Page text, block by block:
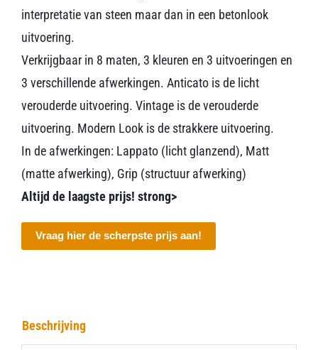
interpretatie van steen maar dan in een betonlook
uitvoering.
Verkrijgbaar in 8 maten, 3 kleuren en 3 uitvoeringen en
3 verschillende afwerkingen. Anticato is de licht
verouderde uitvoering. Vintage is de verouderde
uitvoering. Modern Look is de strakkere uitvoering.
In de afwerkingen: Lappato (licht glanzend), Matt
(matte afwerking), Grip (structuur afwerking)
Altijd de laagste prijs! strong>
Vraag hier de scherpste prijs aan!
Beschrijving